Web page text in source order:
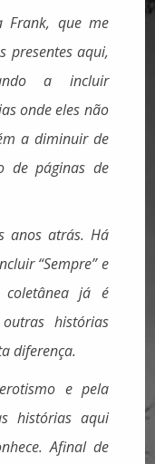
Frank, que me
presentes aqui,
a incluir
onde eles não
a diminuir de
de páginas de
anos atrás. Há
“Sempre” e
já é
histórias
diferença.
e pela
histórias aqui
Afinal de